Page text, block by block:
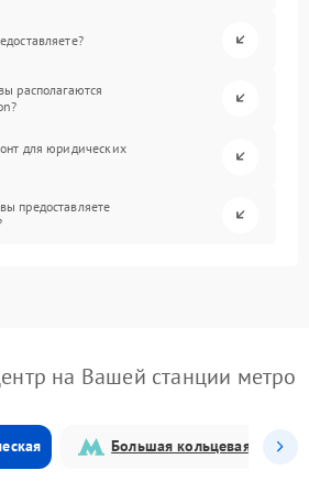
располагаются
для юридических
предоставляете
на Вашей станции метро
Большая кольцевая